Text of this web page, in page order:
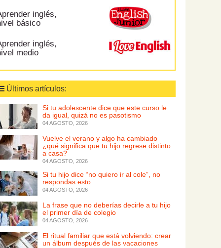
inglés,
básico
inglés,
medio
Últimos artículos:
Si tu adolescente dice que este curso le
da igual, quizá no es pasotismo
04 AGOSTO, 2026
Vuelve el verano y algo ha cambiado
¿qué significa que tu hijo regrese distinto
a casa?
04 AGOSTO, 2026
Si tu hijo dice “no quiero ir al cole”, no
respondas esto
04 AGOSTO, 2026
La frase que no deberías decirle a tu hijo
el primer día de colegio
04 AGOSTO, 2026
El ritual familiar que está volviendo: crear
un álbum después de las vacaciones